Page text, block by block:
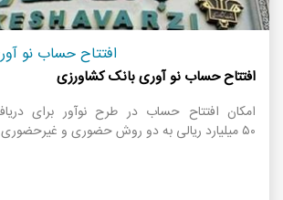
افتتاح حساب نو
افتتاح حساب نو آوری بانک کشاورزی
۵۰ میلیارد ریالی به دو روش حضوری و غیرحضوری فراهم شد.